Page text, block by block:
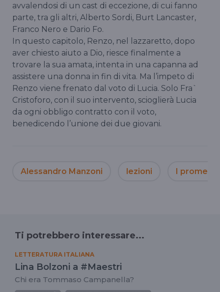
avvalendosi di un cast di eccezione, di cui fanno
parte, tra gli altri, Alberto Sordi, Burt Lancaster,
Franco Nero e Dario Fo.
In questo capitolo, Renzo, nel lazzaretto, dopo
aver chiesto aiuto a Dio, riesce finalmente a
trovare la sua amata, intenta in una capanna ad
assistere una donna in fin di vita. Ma l’impeto di
Renzo viene frenato dal voto di Lucia. Solo Fra`
Cristoforo, con il suo intervento, scioglierà Lucia
da ogni obbligo contratto con il voto,
benedicendo l’unione dei due giovani.
Alessandro Manzoni lezioni I
Ti potrebbero interessare...
LETTERATURA ITALIANA
Lina Bolzoni a #Maestri
Chi era Tommaso Campanella?